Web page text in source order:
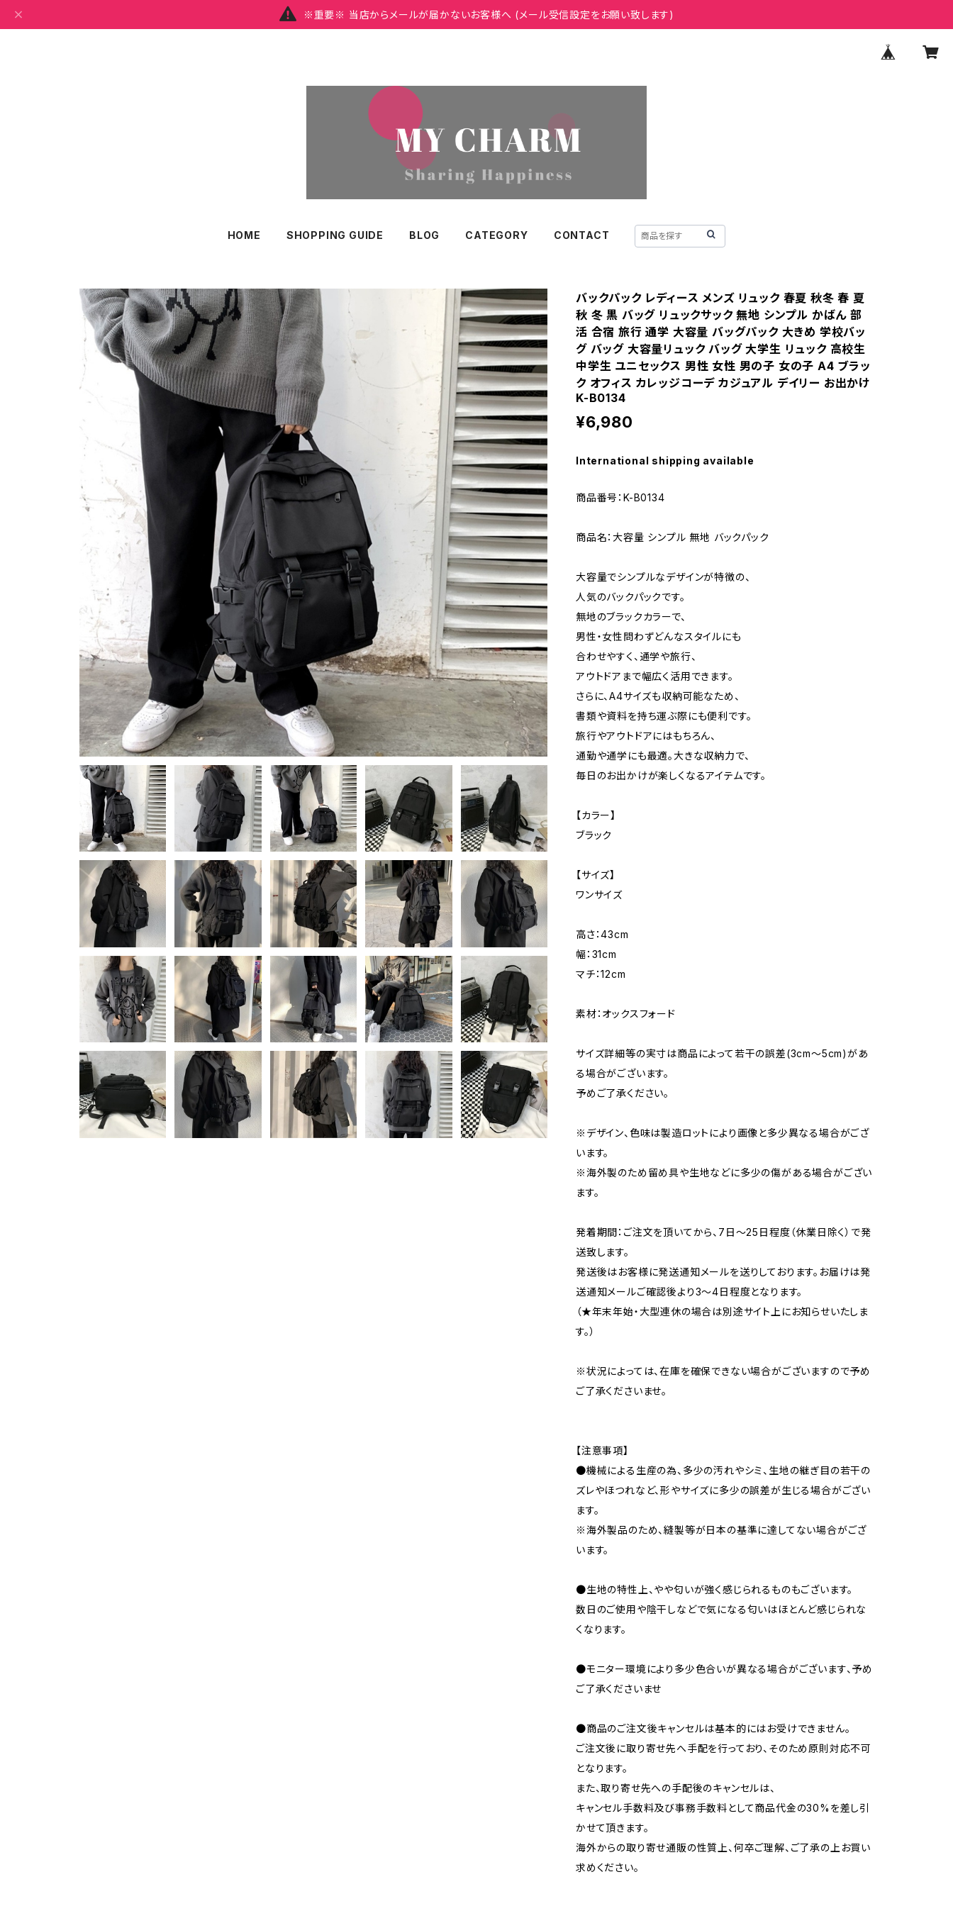
※重要※ 当店からメールが届かないお客様へ (メール受信設定をお願い致します)
HOME SHOPPING GUIDE BLOG CATEGORY CONTACT
バックパック レディース メンズ リュック 春夏 秋冬 春 夏
秋 冬 黒 バッグ リュックサック 無地 シンプル かばん 部
活 合宿 旅行 通学 大容量 バッグパック 大きめ 学校バッ
グ バッグ 大容量リュック バッグ 大学生 リュック 高校生
中学生 ユニセックス 男性 女性 男の子 女の子 A4 ブラッ
ク オフィス カレッジコーデ カジュアル デイリー お出かけ
K-B0134
¥6,980
International shipping available
商品番号：K-B0134
商品名：大容量 シンプル 無地 バックパック
大容量でシンプルなデザインが特徴の、
人気のバックパックです。
無地のブラックカラーで、
男性・女性問わずどんなスタイルにも
合わせやすく、通学や旅行、
アウトドアまで幅広く活用できます。
さらに、A4サイズも収納可能なため、
書類や資料を持ち運ぶ際にも便利です。
旅行やアウトドアにはもちろん、
通勤や通学にも最適。大きな収納力で、
毎日のお出かけが楽しくなるアイテムです。
【カラー】
ブラック
【サイズ】
ワンサイズ
高さ：43cm
幅：31cm
マチ：12cm
素材：オックスフォード
サイズ詳細等の実寸は商品によって若干の誤差(3cm～5cm)があ
る場合がございます。
予めご了承ください。
※デザイン、色味は製造ロットにより画像と多少異なる場合がござ
います。
※海外製のため留め具や生地などに多少の傷がある場合がござい
ます。
発着期間：ご注文を頂いてから、7日～25日程度（休業日除く）で発
送致します。
発送後はお客様に発送通知メールを送りしております。お届けは発
送通知メールご確認後より3～4日程度となります。
（★年末年始・大型連休の場合は別途サイト上にお知らせいたしま
す。）
※状況によっては、在庫を確保できない場合がございますので予め
ご了承くださいませ。
【注意事項】
●機械による生産の為、多少の汚れやシミ、生地の継ぎ目の若干の
ズレやほつれなど、形やサイズに多少の誤差が生じる場合がござい
ます。
※海外製品のため、縫製等が日本の基準に達してない場合がござ
います。
●生地の特性上、やや匂いが強く感じられるものもございます。
数日のご使用や陰干しなどで気になる匂いはほとんど感じられな
くなります。
●モニター環境により多少色合いが異なる場合がございます、予め
ご了承くださいませ
●商品のご注文後キャンセルは基本的にはお受けできません。
ご注文後に取り寄せ先へ手配を行っており、そのため原則対応不可
となります。
また、取り寄せ先への手配後のキャンセルは、
キャンセル手数料及び事務手数料として商品代金の30%を差し引
かせて頂きます。
海外からの取り寄せ通販の性質上、何卒ご理解、ご了承の上お買い
求めください。